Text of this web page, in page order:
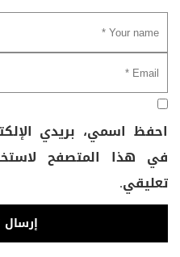
احفظ اسمي، بريدي
في هذا المتصفح
تعليقي.